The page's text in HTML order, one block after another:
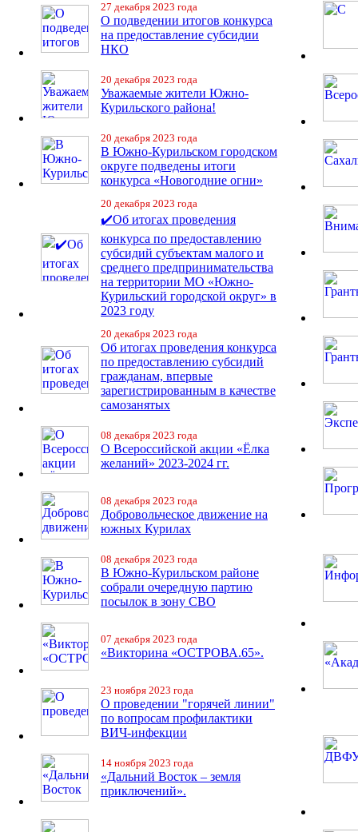
27 декабря 2023 года
О подведении итогов конкурса
на предоставление субсидии
НКО
20 декабря 2023 года
Уважаемые жители Южно-
Курильского района!
20 декабря 2023 года
В Южно-Курильском городском
округе подведены итоги
конкурса «Новогодние огни»
20 декабря 2023 года
✔️Об итогах проведения
конкурса по предоставлению
субсидий субъектам малого и
среднего предпринимательства
на территории МО «Южно-
Курильский городской округ» в
2023 году
20 декабря 2023 года
Об итогах проведения конкурса
по предоставлению субсидий
гражданам, впервые
зарегистрированным в качестве
самозанятых
08 декабря 2023 года
О Всероссийской акции «Ёлка
желаний» 2023-2024 гг.
08 декабря 2023 года
Добровольческое движение на
южных Курилах
08 декабря 2023 года
В Южно-Курильском районе
собрали очередную партию
посылок в зону СВО
07 декабря 2023 года
«Викторина «ОСТРОВА.65».
23 ноября 2023 года
О проведении "горячей линии"
по вопросам профилактики
ВИЧ-инфекции
14 ноября 2023 года
«Дальний Восток – земля
приключений».